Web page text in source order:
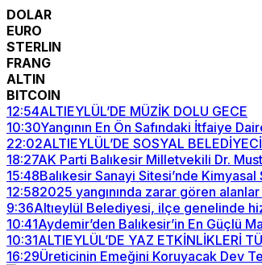
DOLAR
EURO
STERLIN
FRANG
ALTIN
BITCOIN
12:54ALTIEYLÜL’DE MÜZİK DOLU GECE
10:30Yangının En Ön Safındaki İtfaiye
22:02ALTIEYLÜL’DE SOSYAL
18:27AK Parti Balıkesir Milletvekili Dr.
15:48Balıkesir Sanayi Sitesi’nde Kimyasal
12:582025 yangınında zarar gören
9:36Altıeylül Belediyesi, ilçe genelinde
10:41Aydemir’den Balıkesir’in En Güçlü
10:31ALTIEYLÜL’DE YAZ ETKİNLİKLERİ
16:29Üreticinin Emeğini Koruyacak Dev